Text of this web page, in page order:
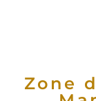
Zone